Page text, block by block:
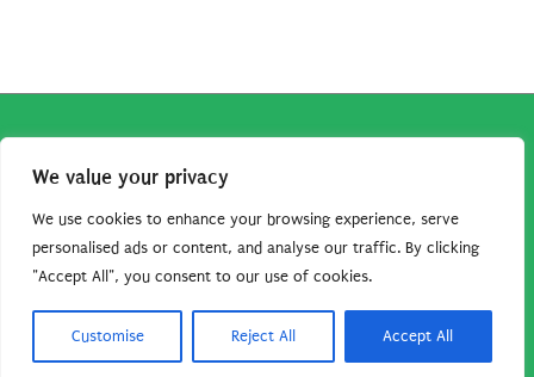
We value your privacy
We use cookies to enhance your browsing experience, serve
personalised ads or content, and analyse our traffic. By clicking
"Accept All", you consent to our use of cookies.
Customise Reject All Accept All
associato Amazon percepisce dei ricavi da acquisti idonei.
Tutti i guadagni sono direttamente reinvestiti in questo sito
per continuare a condividere tutorial e risorse per gli amanti
dei cartoon. Grazie per il vostro sostegno!
Barbara Basso - P. Iva 09792641004